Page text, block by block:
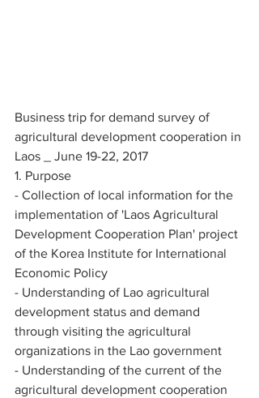
Business trip for demand survey of
agricultural development cooperation in
Laos _ June 19-22, 2017
1. Purpose
- Collection of local information for the
implementation of 'Laos Agricultural
Development Cooperation Plan' project
of the Korea Institute for International
Economic Policy
- Understanding of Lao agricultural
development status and demand
through visiting the agricultural
organizations in the Lao government
- Understanding of the current of the
agricultural development cooperation